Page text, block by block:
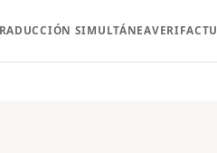
SIMULTÁNEAVERIFACTU